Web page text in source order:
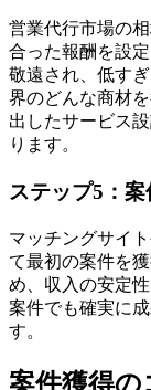
営業代行市場の
合った報酬を設
敬遠され、低す
界のどんな商材
出したサービス
ります。
ステップ5：
マッチングサイ
て最初の案件を
め、収入の安定
案件でも確実に
す。
案件獲得